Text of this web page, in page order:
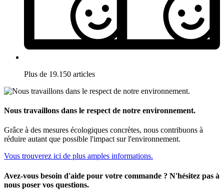
Plus de 19.150 articles
Nous travaillons dans le respect de notre environnement.
Grâce à des mesures écologiques concrètes, nous contribuons à
réduire autant que possible l'impact sur l'environnement.
Vous trouverez ici de plus amples informations.
Avez-vous besoin d'aide pour votre commande ? N'hésitez pas à
nous poser vos questions.